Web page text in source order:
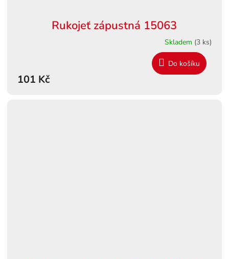
Rukojeť zápustná 15063
Skladem (3 ks)
101 Kč
Do košíku